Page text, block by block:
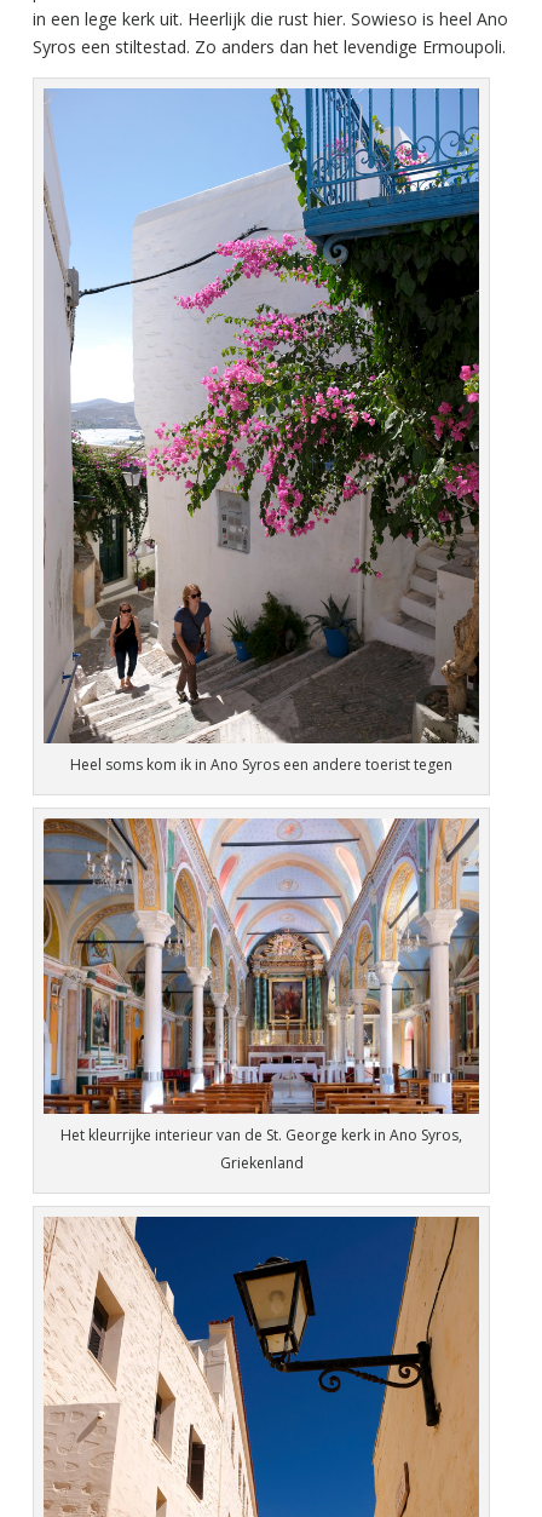
in een lege kerk uit. Heerlijk die rust hier. Sowieso is heel Ano
Syros een stiltestad. Zo anders dan het levendige Ermoupoli.
Heel soms kom ik in Ano Syros een andere toerist tegen
Het kleurrijke interieur van de St. George kerk in Ano Syros,
Griekenland